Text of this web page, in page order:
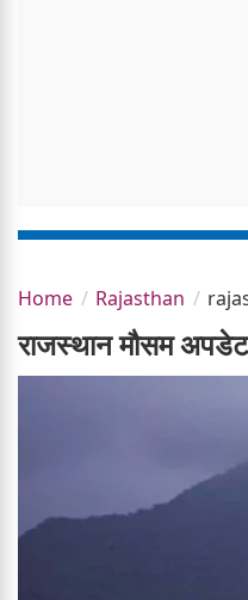
Home Rajasthan
राजस्थान मौसम